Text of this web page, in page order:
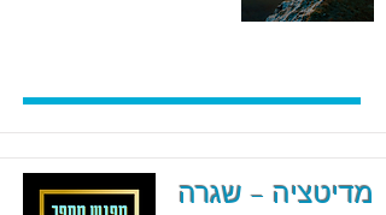
מדיטציה – שגרה